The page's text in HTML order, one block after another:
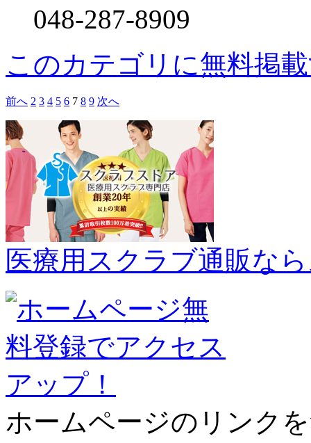
048-287-8909
このカテゴリに無料掲
前へ 2 3 4 5 6 7 8 9 次へ
医療用スクラブ通販な
ホームページのリンク